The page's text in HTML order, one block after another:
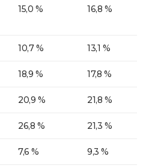
15,0 % 16,8 %
10,7 % 13,1 %
18,9 % 17,8 %
20,9 % 21,8 %
26,8 % 21,3 %
7,6 % 9,3 %